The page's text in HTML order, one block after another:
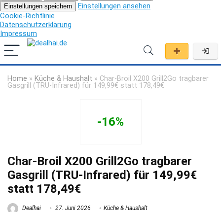
Einstellungen speichern
Einstellungen ansehen
Cookie-Richtlinie
Datenschutzerklärung
Impressum
Home » Küche & Haushalt » Char-Broil X200 Grill2Go tragbarer
Gasgrill (TRU-Infrared) für 149,99€ statt 178,49€
-16%
Char-Broil X200 Grill2Go tragbarer
Gasgrill (TRU-Infrared) für 149,99€
statt 178,49€
Dealhai 27. Juni 2026 Küche & Haushalt